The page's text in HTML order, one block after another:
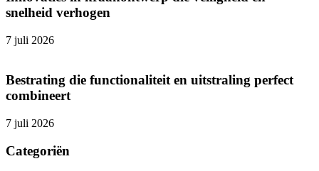
snelheid verhogen
7 juli 2026
Bestrating die functionaliteit en uitstraling perfect
combineert
7 juli 2026
Categoriën